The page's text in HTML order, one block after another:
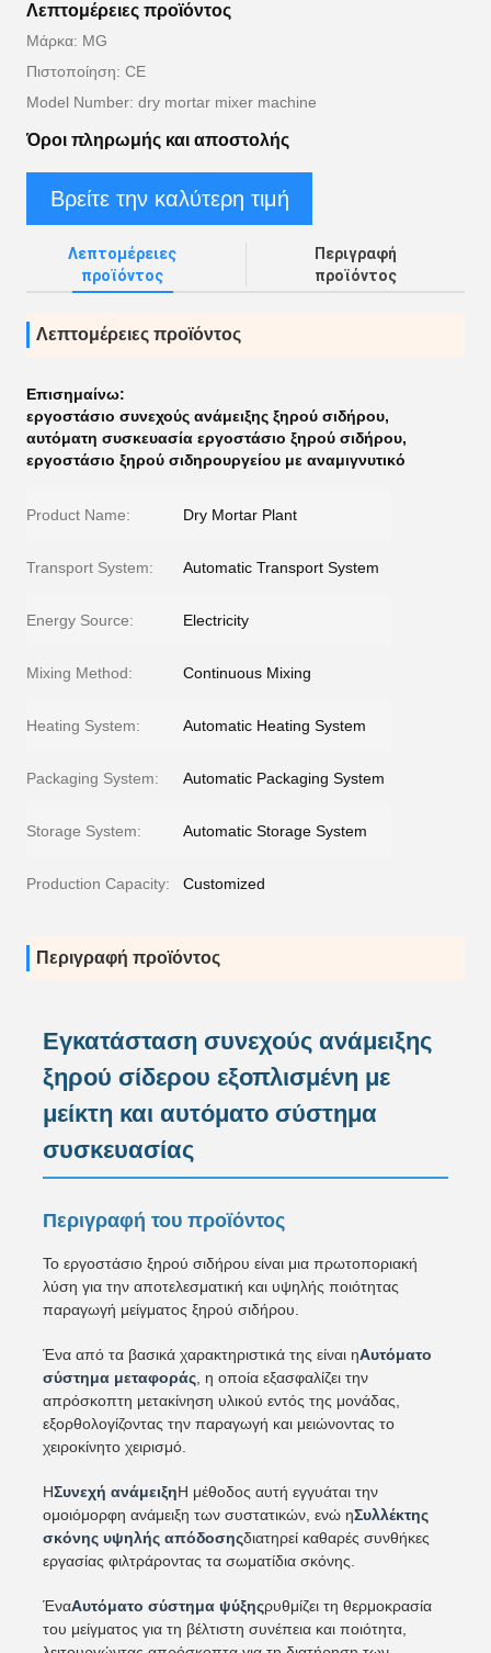
Λεπτομέρειες προϊόντος
Μάρκα: MG
Πιστοποίηση: CE
Model Number: dry mortar mixer machine
Όροι πληρωμής και αποστολής
Βρείτε την καλύτερη τιμή
Λεπτομέρειες
προϊόντος
Περιγραφή
προϊόντος
Λεπτομέρειες προϊόντος
Επισημαίνω:
εργοστάσιο συνεχούς ανάμειξης ξηρού σιδήρου,
αυτόματη συσκευασία εργοστάσιο ξηρού σιδήρου,
εργοστάσιο ξηρού σιδηρουργείου με αναμιγνυτικό
Product Name: Dry Mortar Plant
Transport System: Automatic Transport System
Energy Source: Electricity
Mixing Method: Continuous Mixing
Heating System: Automatic Heating System
Packaging System: Automatic Packaging System
Storage System: Automatic Storage System
Production Capacity: Customized
Περιγραφή προϊόντος
Εγκατάσταση συνεχούς ανάμειξης
ξηρού σίδερου εξοπλισμένη με
μείκτη και αυτόματο σύστημα
συσκευασίας
Περιγραφή του προϊόντος
Το εργοστάσιο ξηρού σιδήρου είναι μια πρωτοποριακή
λύση για την αποτελεσματική και υψηλής ποιότητας
παραγωγή μείγματος ξηρού σιδήρου.
Ένα από τα βασικά χαρακτηριστικά της είναι ηΑυτόματο
σύστημα μεταφοράς , η οποία εξασφαλίζει την
απρόσκοπτη μετακίνηση υλικού εντός της μονάδας,
εξορθολογίζοντας την παραγωγή και μειώνοντας το
χειροκίνητο χειρισμό.
ΗΣυνεχή ανάμειξηΗ μέθοδος αυτή εγγυάται την
ομοιόμορφη ανάμειξη των συστατικών, ενώ ηΣυλλέκτης
σκόνης υψηλής απόδοσηςδιατηρεί καθαρές συνθήκες
εργασίας φιλτράροντας τα σωματίδια σκόνης.
ΈναΑυτόματο σύστημα ψύξηςρυθμίζει τη θερμοκρασία
του μείγματος για τη βέλτιστη συνέπεια και ποιότητα,